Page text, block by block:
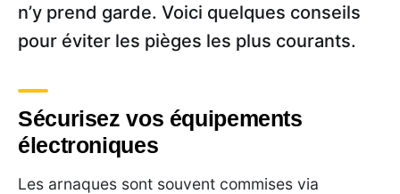
n’y prend garde. Voici quelques conseils
pour éviter les pièges les plus courants.
Sécurisez vos équipements
électroniques
Les arnaques sont souvent commises via